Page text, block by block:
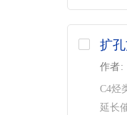
扩
作者
C4烃
延长